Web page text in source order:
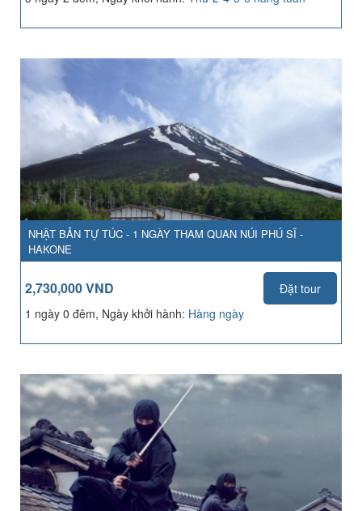
NHẬT BẢN TỰ TÚC - 1 NGÀY THAM QUAN NÚI PHÚ SĨ -
HAKONE
2,730,000 VND
Đặt tour
1 ngày 0 đêm, Ngày khởi hành: Hàng ngày